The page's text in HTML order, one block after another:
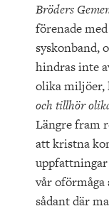
Bröders
förenade
syskonband,
hindras inte
olika miljöer,
och tillhör
Längre fram
att kristna
vår
sådant där